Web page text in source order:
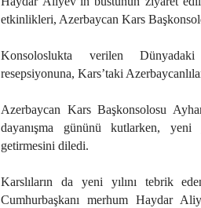
etkinlikleri, Azerbaycan Kars
Konsoloslukta verilen Dünyadaki
resepsiyonuna, Kars’taki
Azerbaycan Kars Başkonsolosu
dayanışma gününü kutlarken,
getirmesini diledi.
Karslıların da yeni yılını tebrik
Cumhurbaşkanı merhum Haydar